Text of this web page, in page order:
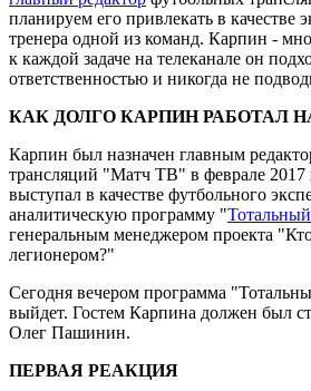
планируем его привлекать в качестве
тренера одной из команд. Карпин -
к каждой задаче на телеканале он
ответственностью и никогда не
КАК ДОЛГО КАРПИН РАБОТАЛ
Карпин был назначен главным
трансляций "Матч ТВ" в феврале 2017
выступал в качестве футбольного
аналитическую программу "
генеральным менеджером проекта "Кто
легионером?"
Сегодня вечером программа
выйдет. Гостем Карпина должен был
Олег Пашинин.
ПЕРВАЯ РЕАКЦИЯ